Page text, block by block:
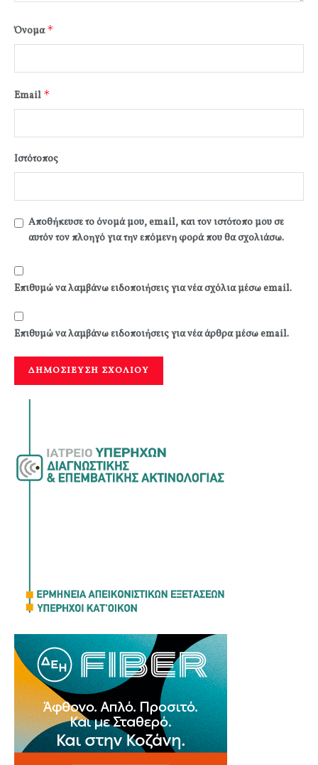
Όνομα*
Email *
Ιστότοπος
Αποθήκευσε το όνομά μου, email, και τον ιστότοπο μου σε
αυτόν τον πλοηγό για την επόμενη φορά που θα σχολιάσω.
Επιθυμώ να λαμβάνω ειδοποιήσεις για νέα σχόλια μέσω email.
Επιθυμώ να λαμβάνω ειδοποιήσεις για νέα άρθρα μέσω email.